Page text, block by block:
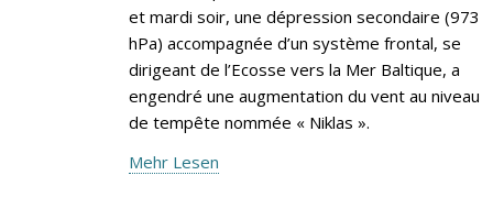
et mardi soir, une dépression secondaire (973
hPa) accompagnée d’un système frontal, se
dirigeant de l’Ecosse vers la Mer Baltique, a
engendré une augmentation du vent au niveau
de tempête nommée « Niklas ».
Mehr Lesen